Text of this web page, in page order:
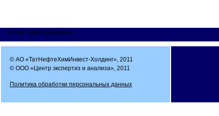
E-mail: expertmi@mail.ru
© АО «ТатНефтеХимИнвест-Холдинг», 2011
© ООО «Центр экспертиз и анализа», 2011
Политика обработки персональных данных